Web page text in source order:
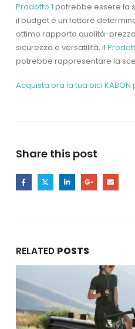
Prodotto 1 potrebbe essere la
il budget è un fattore
ottimo rapporto qualità-
sicurezza e versatilità, il
potrebbe rappresentare la
Acquista ora la tua bici KABON
Share this post
RELATED POSTS